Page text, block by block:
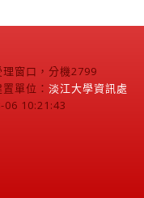
窗口，分機2799
單位： 淡江大學資訊處
06 10:21:43